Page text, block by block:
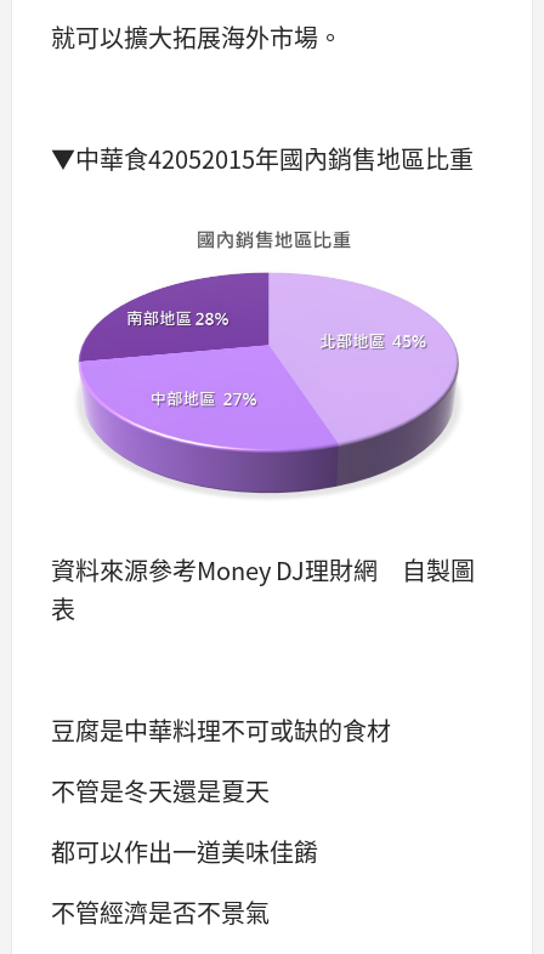
就可以擴大拓展海外市場。
▼中華食42052015年國內銷售地區比重
資料來源參考Money DJ理財網 自製圖
表
豆腐是中華料理不可或缺的食材
不管是冬天還是夏天
都可以作出一道美味佳餚
不管經濟是否不景氣